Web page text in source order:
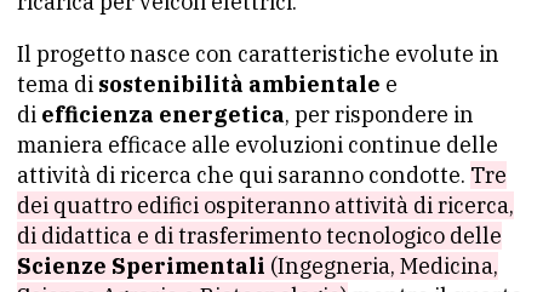
Il progetto nasce con caratteristiche evolute in
tema di sostenibilità ambientale e
di efficienza energetica, per rispondere in
maniera efficace alle evoluzioni continue delle
attività di ricerca che qui saranno condotte. Tre
dei quattro edifici ospiteranno attività di ricerca,
di didattica e di trasferimento tecnologico delle
Scienze Sperimentali (Ingegneria, Medicina,